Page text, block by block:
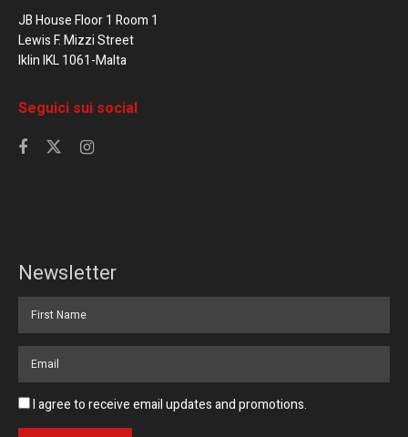
JB House Floor 1 Room 1
Lewis F. Mizzi Street
Iklin IKL 1061-Malta
Seguici sui social
Newsletter
I agree to receive email updates and promotions.